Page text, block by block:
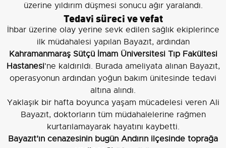
üzerine yıldırım düşmesi sonucu ağır yaralandı.
Tedavi süreci ve vefat
İhbar üzerine olay yerine sevk edilen sağlık ekiplerince
ilk müdahalesi yapılan Bayazıt, ardından
Kahramanmaraş Sütçü İmam Üniversitesi Tıp Fakültesi
Hastanesi'ne kaldırıldı. Burada ameliyata alınan Bayazıt,
operasyonun ardından yoğun bakım ünitesinde tedavi
altına alındı.
Yaklaşık bir hafta boyunca yaşam mücadelesi veren Ali
Bayazıt, doktorların tüm müdahalelerine rağmen
kurtarılamayarak hayatını kaybetti.
Bayazıt’ın cenazesinin bugün Andırın ilçesinde toprağa